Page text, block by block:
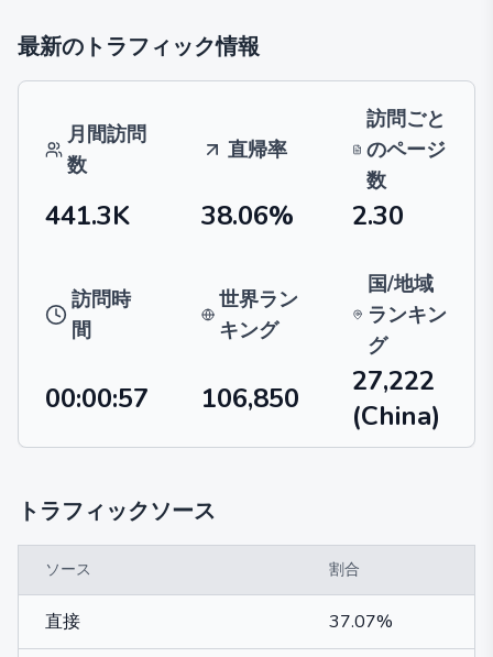
最新のトラフィック情報
月間訪問
数
直帰率
訪問ごと
のページ
数
441.3K 38.06% 2.30
訪問時
間
世界ラン
キング
国/地域
ランキン
グ
00:00:57 106,850
27,222
(China)
トラフィックソース
ソース 割合
直接 37.07%